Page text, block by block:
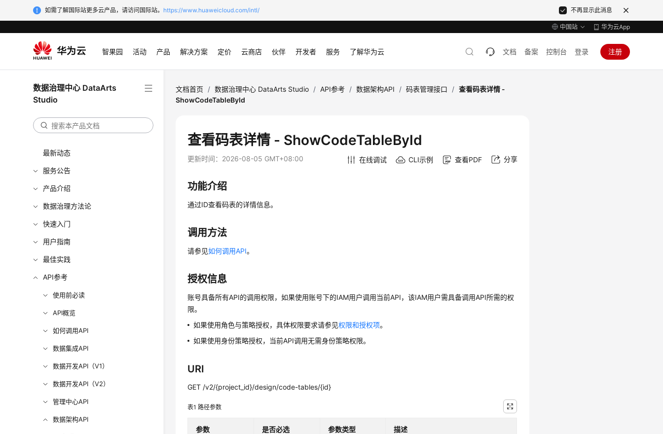
如需了解国际站更多云产品，请访问国际站。 https://www.huaweicloud.com/intl/ 不再显示此消息
中国站 华为云App
智果园 活动 产品 解决方案 定价 云商店 伙伴 开发者 服务 了解华为云 文档 备案 控制台 登录 注册
数据治理中心 DataArts
Studio
最新动态
服务公告
产品介绍
数据治理方法论
快速入门
用户指南
最佳实践
API参考
使用前必读
API概览
如何调用API
数据集成API
数据开发API（V1）
数据开发API（V2）
管理中心API
数据架构API
文档首页 / 数据治理中心 DataArts Studio / API参考 / 数据架构API / 码表管理接口 / 查看码表详情 -
ShowCodeTableById
查看码表详情 - ShowCodeTableById
更新时间： 2026-08-05 GMT+08:00 在线调试 CLI示例 查看PDF 分享
功能介绍
通过ID查看码表的详情信息。
调用方法
请参见如何调用API。
授权信息
账号具备所有API的调用权限，如果使用账号下的IAM用户调用当前API，该IAM用户需具备调用API所需的权
限。
如果使用角色与策略授权，具体权限要求请参见权限和授权项。
如果使用身份策略授权，当前API调用无需身份策略权限。
URI
GET /v2/{project_id}/design/code-tables/{id}
表1路径参数
参数 是否必选 参数类型 描述